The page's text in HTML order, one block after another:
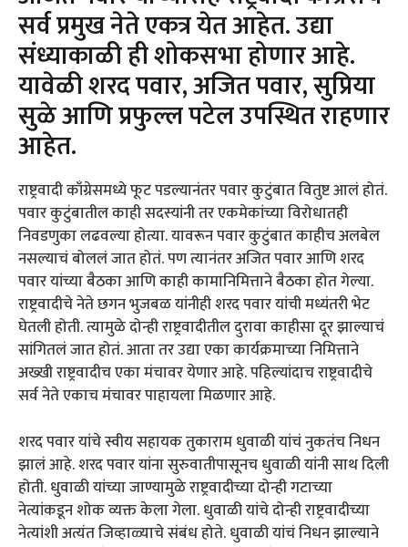
सर्व प्रमुख नेते एकत्र येत आहेत. उद्या
संध्याकाळी ही शोकसभा होणार आहे.
यावेळी शरद पवार, अजित पवार, सुप्रिया
सुळे आणि प्रफुल्ल पटेल उपस्थित राहणार
आहेत.
राष्ट्रवादी काँग्रेसमध्ये फूट पडल्यानंतर पवार कुटुंबात वितुष्ट आलं होतं.
पवार कुटुंबातील काही सदस्यांनी तर एकमेकांच्या विरोधातही
निवडणुका लढवल्या होत्या. यावरून पवार कुटुंबात काहीच अलबेल
नसल्याचं बोललं जात होतं. पण त्यानंतर अजित पवार आणि शरद
पवार यांच्या बैठका आणि काही कामानिमित्ताने बैठका होत गेल्या.
राष्ट्रवादीचे नेते छगन भुजबळ यांनीही शरद पवार यांची मध्यंतरी भेट
घेतली होती. त्यामुळे दोन्ही राष्ट्रवादीतील दुरावा काहीसा दूर झाल्याचं
सांगितलं जात होतं. आता तर उद्या एका कार्यक्रमाच्या निमित्ताने
अख्खी राष्ट्रवादीच एका मंचावर येणार आहे. पहिल्यांदाच राष्ट्रवादीचे
सर्व नेते एकाच मंचावर पाहायला मिळणार आहे.
शरद पवार यांचे स्वीय सहायक तुकाराम धुवाळी यांचं नुकतंच निधन
झालं आहे. शरद पवार यांना सुरुवातीपासूनच धुवाळी यांनी साथ दिली
होती. धुवाळी यांच्या जाण्यामुळे राष्ट्रवादीच्या दोन्ही गटाच्या
नेत्यांकडून शोक व्यक्त केला गेला. धुवाळी यांचे दोन्ही राष्ट्रवादीच्या
नेत्यांशी अत्यंत जिव्हाळ्याचे संबंध होते. धुवाळी यांचं निधन झाल्याने